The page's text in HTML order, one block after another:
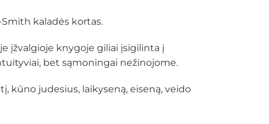
kaladės kortas.
įžvalgioje knygoje giliai įsigilinta į
bet sąmoningai nežinojome.
kūno judesius, laikyseną, eiseną, veido